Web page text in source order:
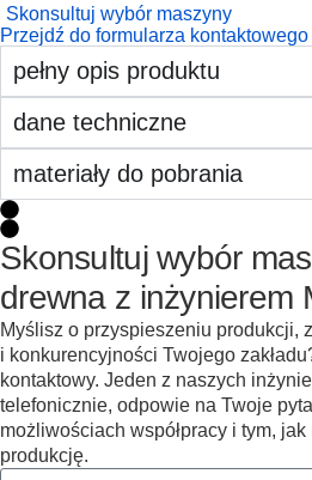
Skonsultuj wybór maszyny
Przejdź do formularza kontaktowego
pełny opis produktu
dane techniczne
materiały do pobrania
Skonsultuj wybór
drewna z inżynierem
Myślisz o przyspieszeniu produkcji,
i konkurencyjności Twojego
kontaktowy. Jeden z naszych
telefonicznie, odpowie na Twoje
możliwościach współpracy i tym,
produkcję.